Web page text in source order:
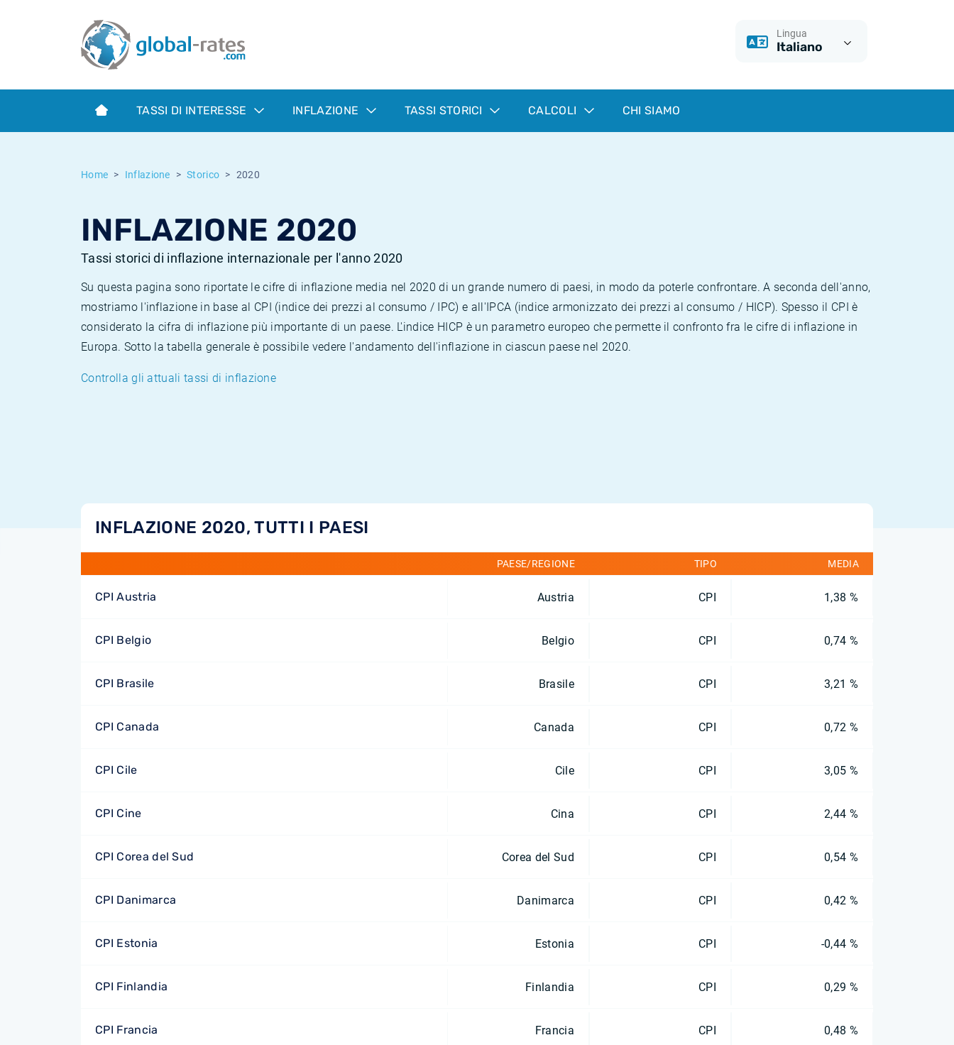
Lingua
Italiano
TASSI DI INTERESSE INFLAZIONE TASSI STORICI CALCOLI CHI SIAMO
Home Inflazione Storico 2020
INFLAZIONE 2020
Tassi storici di inflazione internazionale per l'anno 2020
Su questa pagina sono riportate le cifre di inflazione media nel 2020 di un grande numero di paesi, in modo da poterle confrontare. A seconda dell'anno,
mostriamo l'inflazione in base al CPI (indice dei prezzi al consumo / IPC) e all'IPCA (indice armonizzato dei prezzi al consumo / HICP). Spesso il CPI è
considerato la cifra di inflazione più importante di un paese. L'indice HICP è un parametro europeo che permette il confronto fra le cifre di inflazione in
Europa. Sotto la tabella generale è possibile vedere l'andamento dell'inflazione in ciascun paese nel 2020.
Controlla gli attuali tassi di inflazione
INFLAZIONE 2020, TUTTI I PAESI
PAESE/REGIONE TIPO MEDIA
CPI Austria Austria CPI 1,38 %
CPI Belgio Belgio CPI 0,74 %
CPI Brasile Brasile CPI 3,21 %
CPI Canada Canada CPI 0,72 %
CPI Cile Cile CPI 3,05 %
CPI Cine Cina CPI 2,44 %
CPI Corea del Sud Corea del Sud CPI 0,54 %
CPI Danimarca Danimarca CPI 0,42 %
CPI Estonia Estonia CPI -0,44 %
CPI Finlandia Finlandia CPI 0,29 %
CPI Francia Francia CPI 0,48 %
Term SOFR
Cos'è l'inflazione CPI?
Cos'è l'inflazione HICP?
Inflazione Svizzera
Tassi storici Euribor
Tassi storici di ESTER
Tassi di inflazione storici
Calcolatore dell’inflazione